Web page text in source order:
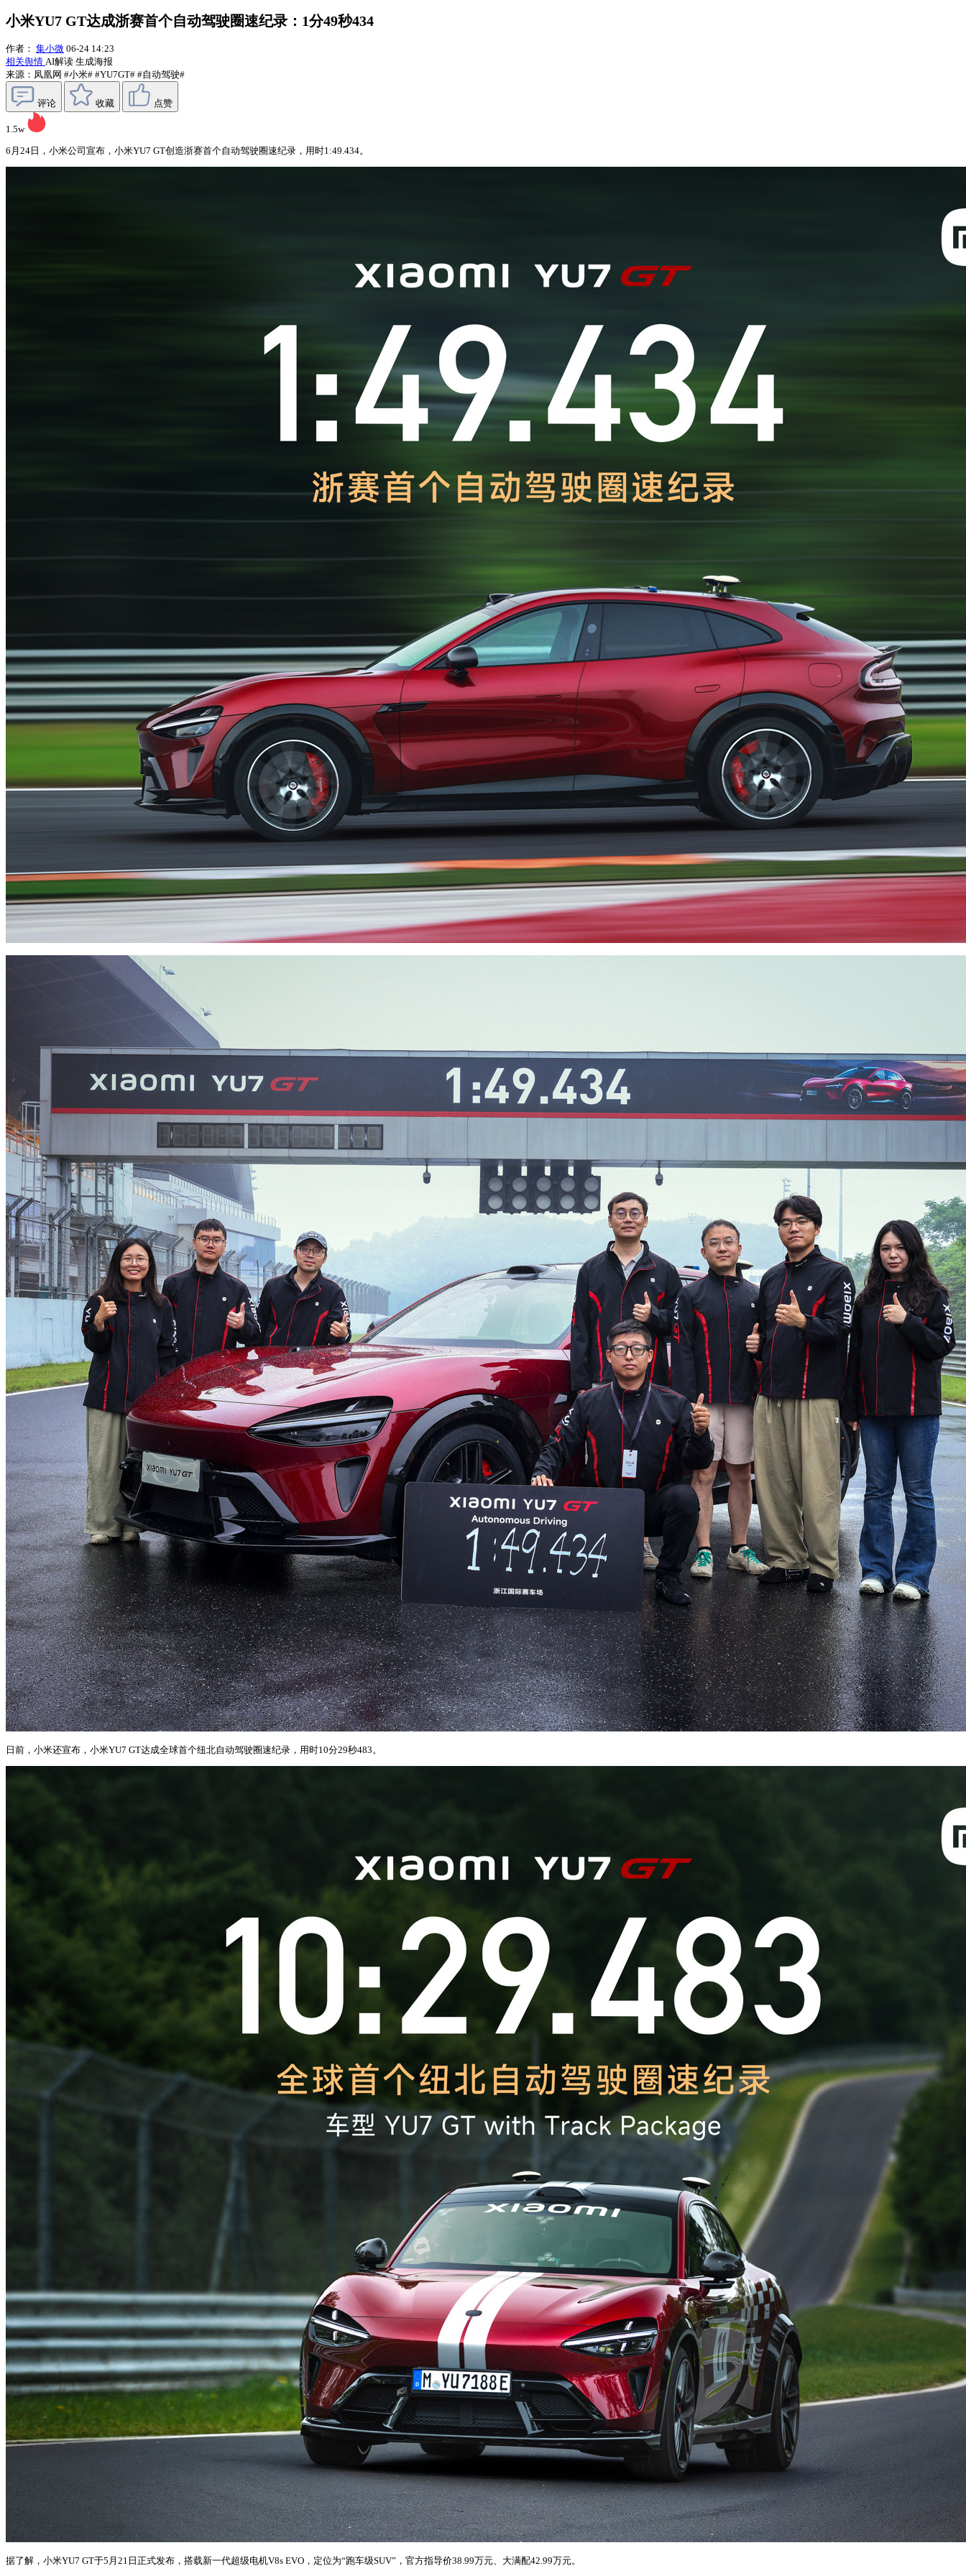
小米YU7 GT达成浙赛首个自动驾驶圈速纪录：1分49秒434
作者： 集小微 06-24 14:23
相关舆情 AI解读 生成海报
来源：凤凰网 #小米# #YU7GT# #自动驾驶#
评论 收藏 点赞
1.5w
6月24日，小米公司宣布，小米YU7 GT创造浙赛首个自动驾驶圈速纪录，用时1:49.434。
日前，小米还宣布，小米YU7 GT达成全球首个纽北自动驾驶圈速纪录，用时10分29秒483。
据了解，小米YU7 GT于5月21日正式发布，搭载新一代超级电机V8s EVO，定位为“跑车级SUV”，官方指导价38.99万元、大满配42.99万元。